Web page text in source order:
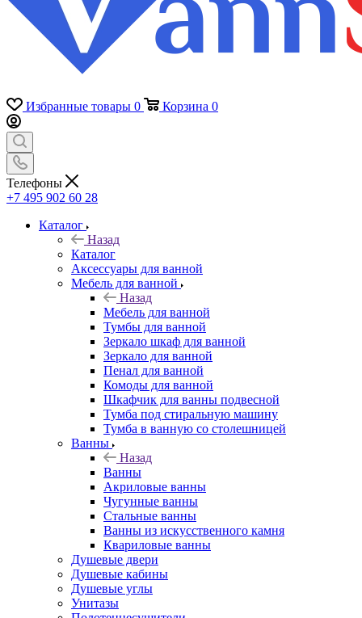
Избранные товары 0 Корзина 0
Телефоны
+7 495 902 60 28
Каталог
Назад
Каталог
Аксессуары для ванной
Мебель для ванной
Назад
Мебель для ванной
Тумбы для ванной
Зеркало шкаф для ванной
Зеркало для ванной
Пенал для ванной
Комоды для ванной
Шкафчик для ванны подвесной
Тумба под стиральную машину
Тумба в ванную со столешницей
Ванны
Назад
Ванны
Акриловые ванны
Чугунные ванны
Стальные ванны
Ванны из искусственного камня
Квариловые ванны
Душевые двери
Душевые кабины
Душевые углы
Унитазы